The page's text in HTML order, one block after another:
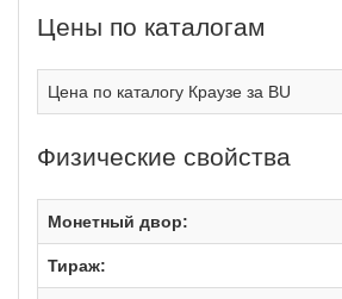
Цены по каталогам
Цена по каталогу Краузе за BU
Физические свойства
Монетный двор:
Тираж: